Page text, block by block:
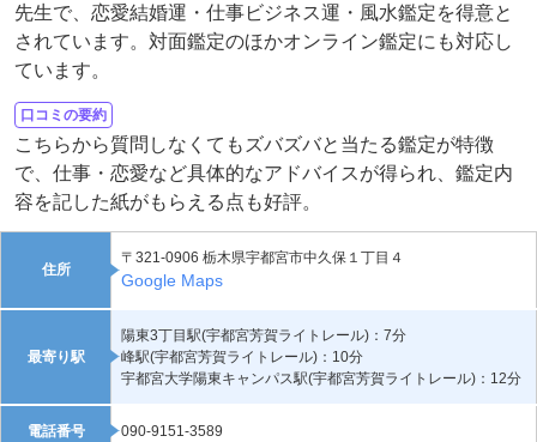
先生で、恋愛結婚運・仕事ビジネス運・風水鑑定を得意と
されています。対面鑑定のほかオンライン鑑定にも対応し
ています。
口コミの要約
こちらから質問しなくてもズバズバと当たる鑑定が特徴
で、仕事・恋愛など具体的なアドバイスが得られ、鑑定内
容を記した紙がもらえる点も好評。
住所
〒321-0906 栃木県宇都宮市中久保１丁目４
Google Maps
最寄り駅
陽東3丁目駅(宇都宮芳賀ライトレール)：7分
峰駅(宇都宮芳賀ライトレール)：10分
宇都宮大学陽東キャンパス駅(宇都宮芳賀ライトレール)：12分
電話番号 090-9151-3589